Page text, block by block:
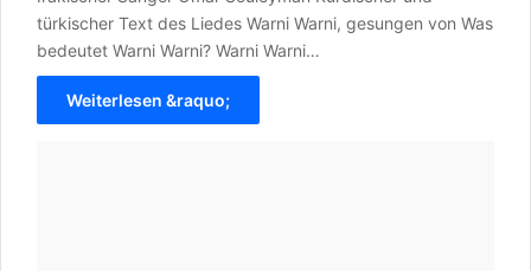
türkischer Text des Liedes Warni Warni, gesungen von Was
bedeutet Warni Warni? Warni Warni…
Weiterlesen &raquo;